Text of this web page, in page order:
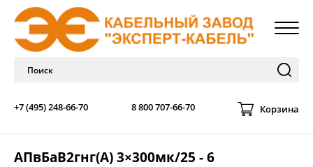
+7 (495) 248-66-70 8 800 707-66-70 Корзина
АПвБаВ2гнг(А) 3×300мк/25 - 6